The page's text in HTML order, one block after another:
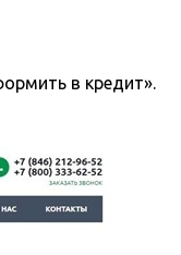
в кредит».